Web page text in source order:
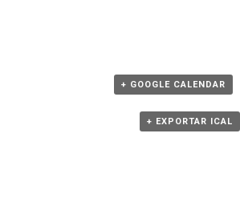
+ GOOGLE CALENDAR
+ EXPORTAR ICAL